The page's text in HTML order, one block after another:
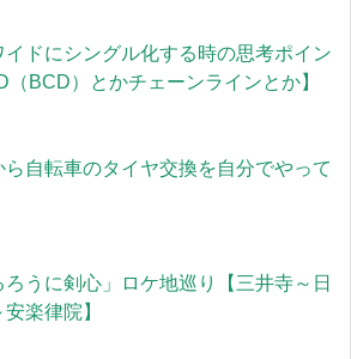
イドにシングル化する時の思考ポイン
（BCD）とかチェーンラインとか】
ら自転車のタイヤ交換を自分でやって
ろうに剣心」ロケ地巡り【三井寺～日
楽律院】